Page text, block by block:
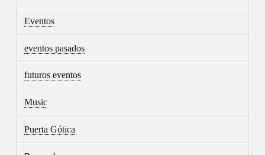
Eventos
eventos pasados
futuros eventos
Music
Puerta Gótica